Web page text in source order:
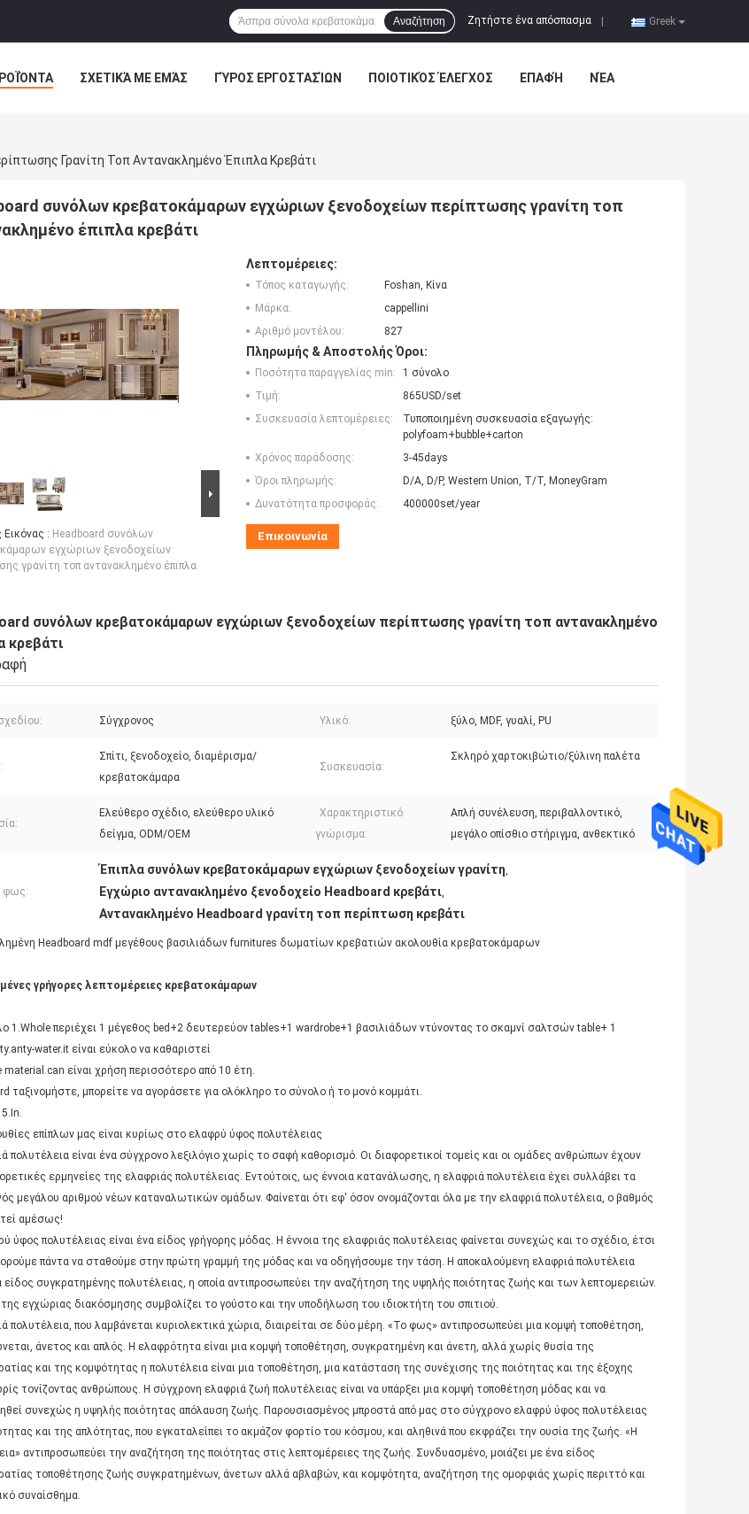
Greek
Ζητήστε ένα απόσπασμα
Αναζήτηση
ΣΧΕΤΙΚΆ ΜΕ ΕΜΆΣ ΓΎΡΟΣ ΕΡΓΟΣΤΑΣΊΩΝ ΠΟΙΟΤΙΚΌΣ ΈΛΕΓΧΟΣ ΕΠΑΦΉ ΝΈΑ
Γρανίτη Τοπ Αντανακλημένο Έπιπλα Κρεβάτι
συνόλων κρεβατοκάμαρων εγχώριων ξενοδοχείων περίπτωσης γρανίτη τοπ
έπιπλα κρεβάτι
: Headboard συνόλων
εγχώριων ξενοδοχείων
γρανίτη τοπ αντανακλημένο έπιπλα
Λεπτομέρειες:
Τόπος καταγωγής:
Foshan, Κίνα
Μάρκα:
cappellini
Αριθμό μοντέλου:
827
Πληρωμής & Αποστολής Όροι:
Ποσότητα παραγγελίας min:
1 σύνολο
Τιμή:
865USD/set
Συσκευασία λεπτομέρειες:
Τυποποιημένη συσκευασία εξαγωγής:
polyfoam+bubble+carton
Χρόνος παράδοσης:
3-45days
Όροι πληρωμής:
D/A, D/P, Western Union, T/T, MoneyGram
Δυνατότητα προσφοράς:
400000set/year
Επικοινωνία
συνόλων κρεβατοκάμαρων εγχώριων ξενοδοχείων περίπτωσης γρανίτη τοπ αντανακλημένο
κρεβάτι
Σύγχρονος Υλικό: ξύλο, MDF, γυαλί, PU
Σπίτι, ξενοδοχείο, διαμέρισμα/
κρεβατοκάμαρα
Συσκευασία:
Σκληρό χαρτοκιβώτιο/ξύλινη παλέτα
Ελεύθερο σχέδιο, ελεύθερο υλικό
δείγμα, ODM/OEM
Χαρακτηριστικό
γνώρισμα:
Απλή συνέλευση, περιβαλλοντικό,
μεγάλο οπίσθιο στήριγμα, ανθεκτικό
φως:
Έπιπλα συνόλων κρεβατοκάμαρων εγχώριων ξενοδοχείων γρανίτη
Εγχώριο αντανακλημένο ξενοδοχείο Headboard κρεβάτι
Αντανακλημένο Headboard γρανίτη τοπ περίπτωση κρεβάτι
Headboard mdf μεγέθους βασιλιάδων furnitures δωματίων κρεβατιών ακολουθία κρεβατοκάμαρων
γρήγορες λεπτομέρειες κρεβατοκάμαρων
1.Whole περιέχει 1 μέγεθος bed+2 δευτερεύον tables+1 wardrobe+1 βασιλιάδων ντύνοντας το σκαμνί σαλτσών table+ 1
water.it είναι εύκολο να καθαριστεί
material.can είναι χρήση περισσότερο από 10 έτη.
ταξινομήστε, μπορείτε να αγοράσετε για ολόκληρο το σύνολο ή το μονό κομμάτι.
επίπλων μας είναι κυρίως στο ελαφρύ ύφος πολυτέλειας
πολυτέλεια είναι ένα σύγχρονο λεξιλόγιο χωρίς το σαφή καθορισμό. Οι διαφορετικοί τομείς και οι ομάδες ανθρώπων έχουν
ερμηνείες της ελαφριάς πολυτέλειας. Εντούτοις, ως έννοια κατανάλωσης, η ελαφριά πολυτέλεια έχει συλλάβει τα
μεγάλου αριθμού νέων καταναλωτικών ομάδων. Φαίνεται ότι εφ' όσον ονομάζονται όλα με την ελαφριά πολυτέλεια, ο βαθμός
αμέσως!
ύφος πολυτέλειας είναι ένα είδος γρήγορης μόδας. Η έννοια της ελαφριάς πολυτέλειας φαίνεται συνεχώς και το σχέδιο, έτσι
πάντα να σταθούμε στην πρώτη γραμμή της μόδας και να οδηγήσουμε την τάση. Η αποκαλούμενη ελαφριά πολυτέλεια
είδος συγκρατημένης πολυτέλειας, η οποία αντιπροσωπεύει την αναζήτηση της υψηλής ποιότητας ζωής και των λεπτομερειών.
εγχώριας διακόσμησης συμβολίζει το γούστο και την υποδήλωση του ιδιοκτήτη του σπιτιού.
πολυτέλεια, που λαμβάνεται κυριολεκτικά χώρια, διαιρείται σε δύο μέρη. «Το φως» αντιπροσωπεύει μια κομψή τοποθέτηση,
άνετος και απλός. Η ελαφρότητα είναι μια κομψή τοποθέτηση, συγκρατημένη και άνετη, αλλά χωρίς θυσία της
και της κομψότητας η πολυτέλεια είναι μια τοποθέτηση, μια κατάσταση της συνέχισης της ποιότητας και της έξοχης
τονίζοντας ανθρώπους. Η σύγχρονη ελαφριά ζωή πολυτέλειας είναι να υπάρξει μια κομψή τοποθέτηση μόδας και να
συνεχώς η υψηλής ποιότητας απόλαυση ζωής. Παρουσιασμένος μπροστά από μας στο σύγχρονο ελαφρύ ύφος πολυτέλειας
και της απλότητας, που εγκαταλείπει το ακμάζον φορτίο του κόσμου, και αληθινά που εκφράζει την ουσία της ζωής. «Η
αντιπροσωπεύει την αναζήτηση της ποιότητας στις λεπτομέρειες της ζωής. Συνδυασμένο, μοιάζει με ένα είδος
τοποθέτησης ζωής συγκρατημένων, άνετων αλλά αβλαβών, και κομψότητα, αναζήτηση της ομορφιάς χωρίς περιττό και
συναίσθημα.